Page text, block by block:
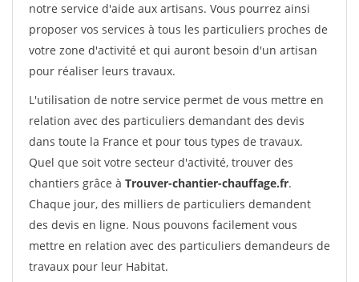
notre service d'aide aux artisans. Vous pourrez ainsi
proposer vos services à tous les particuliers proches de
votre zone d'activité et qui auront besoin d'un artisan
pour réaliser leurs travaux.
L'utilisation de notre service permet de vous mettre en
relation avec des particuliers demandant des devis
dans toute la France et pour tous types de travaux.
Quel que soit votre secteur d'activité, trouver des
chantiers grâce à Trouver-chantier-chauffage.fr.
Chaque jour, des milliers de particuliers demandent
des devis en ligne. Nous pouvons facilement vous
mettre en relation avec des particuliers demandeurs de
travaux pour leur Habitat.